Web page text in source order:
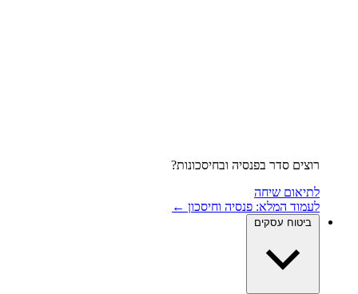
רוצים סדר בפנסיה ובחיסכונות?
לתיאום שיחה
לעמוד המלא: פנסיה וחיסכון ←
ביטוח עסקים